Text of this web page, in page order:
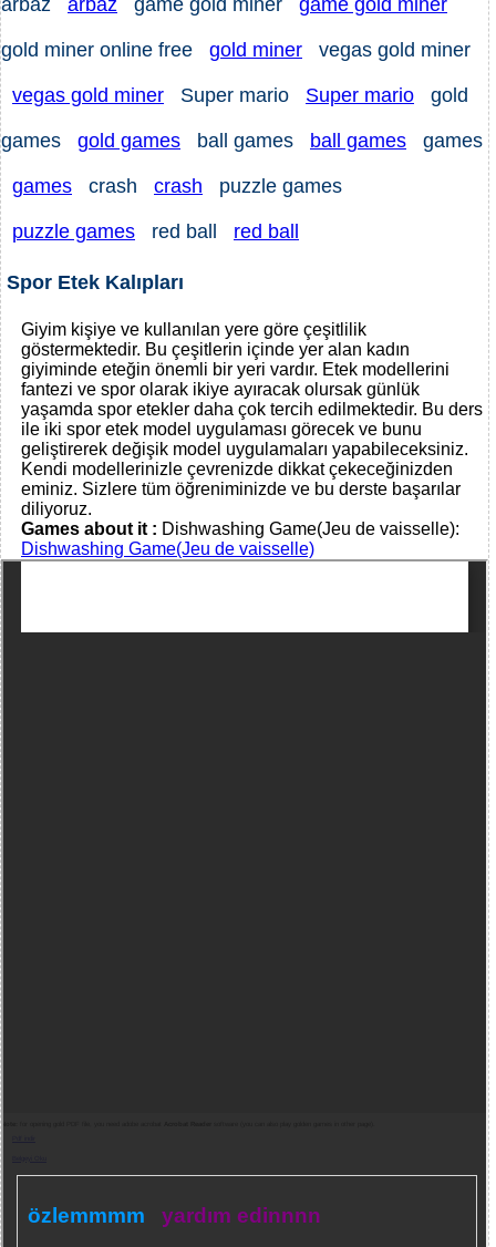
gold miner online free gold miner vegas gold miner
vegas gold miner Super mario Super mario gold
games gold games ball games ball games games
games crash crash puzzle games
puzzle games red ball red ball
Spor Etek Kalıpları
Giyim kişiye ve kullanılan yere göre çeşitlilik
göstermektedir. Bu çeşitlerin içinde yer alan kadın
giyiminde eteğin önemli bir yeri vardır. Etek modellerini
fantezi ve spor olarak ikiye ayıracak olursak günlük
yaşamda spor etekler daha çok tercih edilmektedir. Bu ders
ile iki spor etek model uygulaması görecek ve bunu
geliştirerek değişik model uygulamaları yapabileceksiniz.
Kendi modellerinizle çevrenizde dikkat çekeceğinizden
eminiz. Sizlere tüm öğreniminizde ve bu derste başarılar
diliyoruz.
Games about it : Dishwashing Game(Jeu de vaisselle):
Dishwashing Game(Jeu de vaisselle)
özlemmmm yardım edinnnn